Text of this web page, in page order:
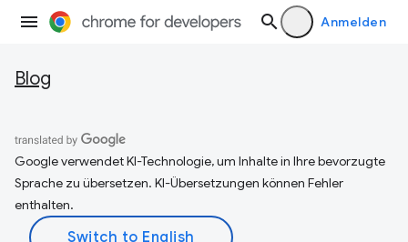
Anmelden
Blog
Google verwendet KI-Technologie, um Inhalte in Ihre bevorzugte
Sprache zu übersetzen. KI-Übersetzungen können Fehler
enthalten.